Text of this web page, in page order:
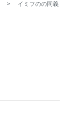
> イミフのの同義